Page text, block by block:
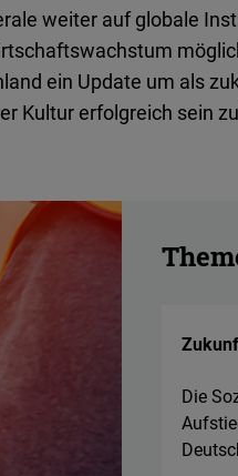
weiter auf globale
ein Update um als
Kultur erfolgreich sein
Die
Flickr
Embed
Embed